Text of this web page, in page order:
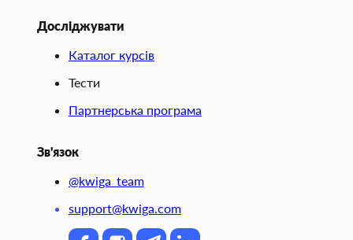
Досліджувати
Каталог курсів
Тести
Партнерська програма
Зв'язок
@kwiga_team
support@kwiga.com